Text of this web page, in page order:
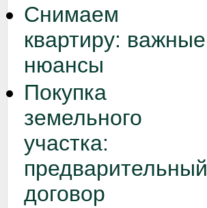
Снимаем
квартиру: важные
нюансы
Покупка
земельного
участка:
предварительный
договор